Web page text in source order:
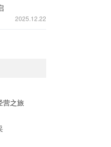
2025.12.22
营之旅